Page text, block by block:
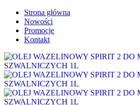
Strona główna
Nowości
Promocje
Kontakt